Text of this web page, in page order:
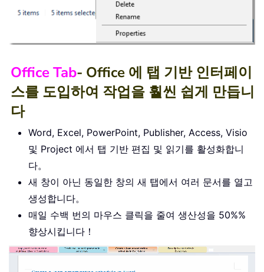
Office Tab- Office 에 탭 기반 인터페이
스를 도입하여 작업을 훨씬 쉽게 만듭니
다
Word, Excel, PowerPoint, Publisher, Access, Visio
및 Project 에서 탭 기반 편집 및 읽기를 활성화합니
다。
새 창이 아닌 동일한 창의 새 탭에서 여러 문서를 열고
생성합니다。
매일 수백 번의 마우스 클릭을 줄여 생산성을 50%%
향상시킵니다！